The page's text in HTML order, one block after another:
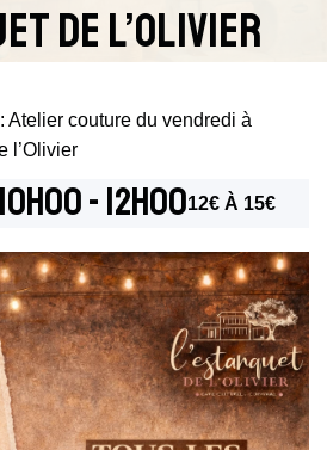
De L’Olivier
Atelier couture du vendredi à
l’Olivier
- 12h0012€ À 15€